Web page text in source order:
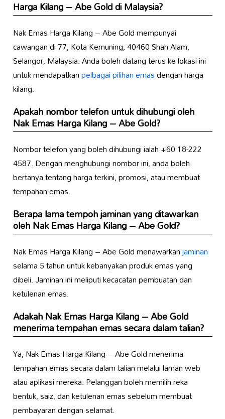
Harga Kilang – Abe Gold di Malaysia?
Nak Emas Harga Kilang – Abe Gold mempunyai
cawangan di 77, Kota Kemuning, 40460 Shah Alam,
Selangor, Malaysia. Anda boleh datang terus ke lokasi ini
untuk mendapatkanpelbagai pilihan emasdengan harga
kilang.
Apakah nombor telefon untuk dihubungi oleh
Nak Emas Harga Kilang – Abe Gold?
Nombor telefon yang boleh dihubungi ialah +60 18-222
4587. Dengan menghubungi nombor ini, anda boleh
bertanya tentang harga terkini, promosi, atau membuat
tempahan emas.
Berapa lama tempoh jaminan yang ditawarkan
oleh Nak Emas Harga Kilang – Abe Gold?
Nak Emas Harga Kilang – Abe Gold menawarkanjaminan
selama 5 tahun untuk kebanyakan produk emas yang
dibeli. Jaminan ini meliputi kecacatan pembuatan dan
ketulenan emas.
Adakah Nak Emas Harga Kilang – Abe Gold
menerima tempahan emas secara dalam talian?
Ya, Nak Emas Harga Kilang – Abe Gold menerima
tempahan emas secara dalam talian melalui laman web
atau aplikasi mereka. Pelanggan boleh memilih reka
bentuk, saiz, dan ketulenan emas sebelum membuat
pembayaran dengan selamat.